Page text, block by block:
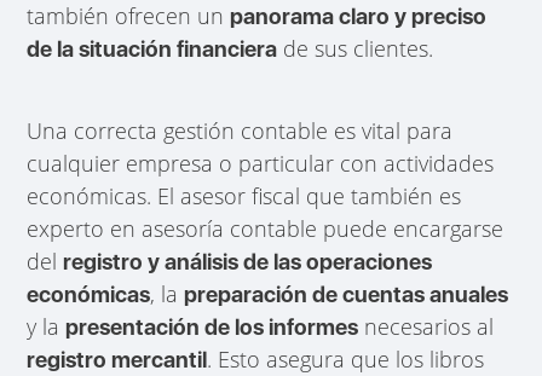
también ofrecen unpanorama claro y preciso
de la situación financiera de sus clientes.
Una correcta gestión contable es vital para
cualquier empresa o particular con actividades
económicas. El asesor fiscal que también es
experto en asesoría contable puede encargarse
delregistro y análisis de las operaciones
económicas, lapreparación de cuentas anuales
y lapresentación de los informes necesarios al
registro mercantil. Esto asegura que los libros